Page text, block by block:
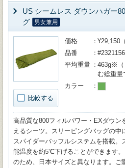
US シームレス ダウンハガー
グ
男女兼用
比較する
価格
¥29,150
品番
#2321156
平均重量
463g※（
む総重量
カラー
高品質な800フィルパワー・EXダウン
えるシーツ。スリーピングバッグの中
スパイダーバッフルシステムを搭載。
能温度を約5℃下げることができます
のため、日本サイズと異なります。ご